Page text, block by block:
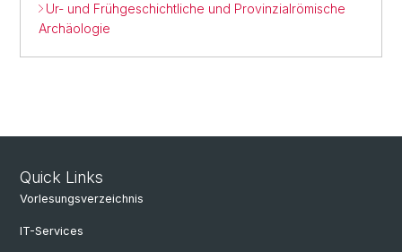
Ur- und Frühgeschichtliche und Provinzialrömische
Archäologie
Quick Links
Vorlesungsverzeichnis
IT-Services